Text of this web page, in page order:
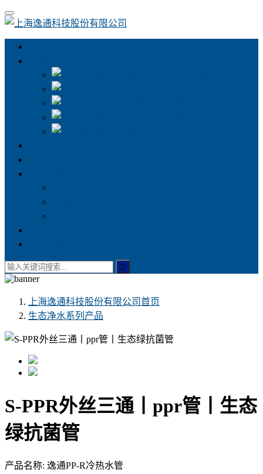
上海逸通科技股份有限公司首页
生态净水系列产品
S-PPR外丝三通丨ppr管丨生态
绿抗菌管
产品名称: 逸通PP-R冷热水管